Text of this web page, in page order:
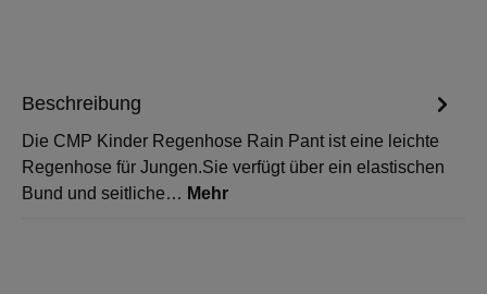
Beschreibung
Die CMP Kinder Regenhose Rain Pant ist eine leichte
Regenhose für Jungen.Sie verfügt über ein elastischen
Bund und seitliche… Mehr